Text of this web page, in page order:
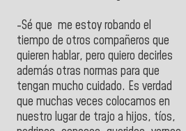
-Sé que me estoy robando el
tiempo de otros compañeros que
quieren hablar, pero quiero decirles
además otras normas para que
tengan mucho cuidado. Es verdad
que muchas veces colocamos en
nuestro lugar de trajo a hijos, tíos,